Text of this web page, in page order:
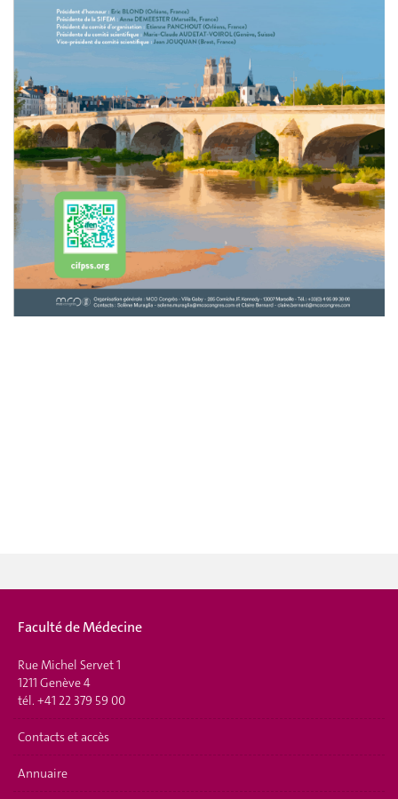
Faculté de Médecine
Rue Michel Servet 1
1211 Genève 4
tél. +41 22 379 59 00
Contacts et accès
Annuaire